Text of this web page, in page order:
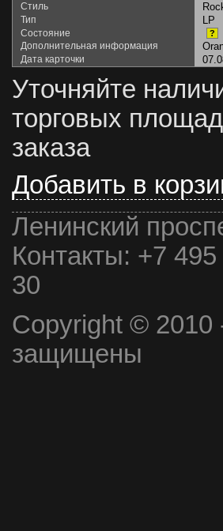
Стиль
Тип LP
Состояние ?
Дополнительная информация
Дата карточки
Уточняйте
торговых
заказа
Добавить в
Ленинский
Контакты: +7
30
Copyright © 2010
защищены